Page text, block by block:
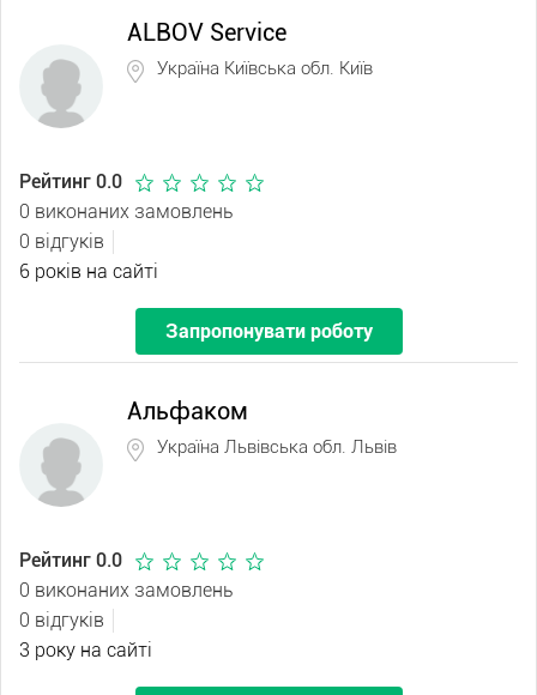
ALBOV Service
Україна Київська обл. Київ
Рейтинг 0.0
0 виконаних замовлень
0 відгуків
6 років на сайті
Запропонувати роботу
Альфаком
Україна Львівська обл. Львів
Рейтинг 0.0
0 виконаних замовлень
0 відгуків
3 року на сайті